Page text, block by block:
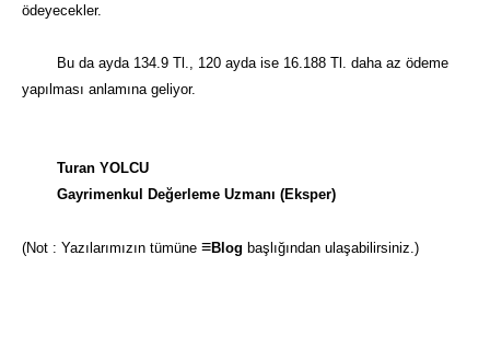
ödeyecekler.
Bu da ayda 134.9 Tl., 120 ayda ise 16.188 Tl. daha az ödeme
yapılması anlamına geliyor.
Turan YOLCU
Gayrimenkul Değerleme Uzmanı (Eksper)
(Not : Yazılarımızın tümüne ≡Blog başlığından ulaşabilirsiniz.)